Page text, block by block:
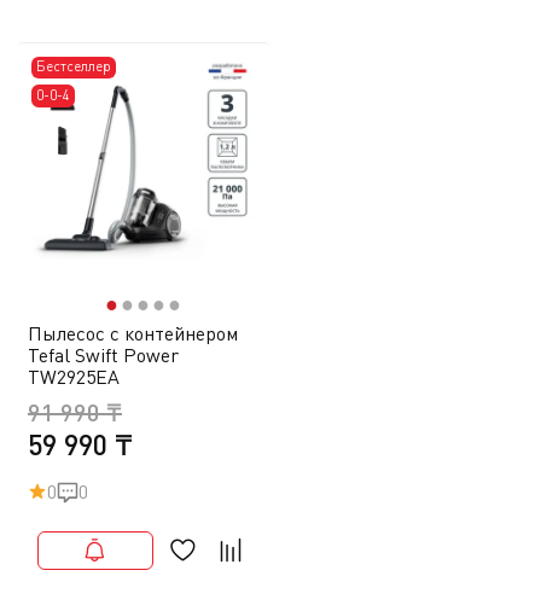
Бестселлер
0-0-4
●● ● ● ●
Пылесос с контейнером
Tefal Swift Power
TW2925EA
59 990 ₸
91 990 ₸
0 0